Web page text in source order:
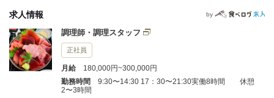
求人情報 by
調理師・調理スタッフ
正社員
月給
180,000円~300,000円
勤務時間
9:30〜14:30 17：30〜21:30実働8時間 休憩
2〜3時間